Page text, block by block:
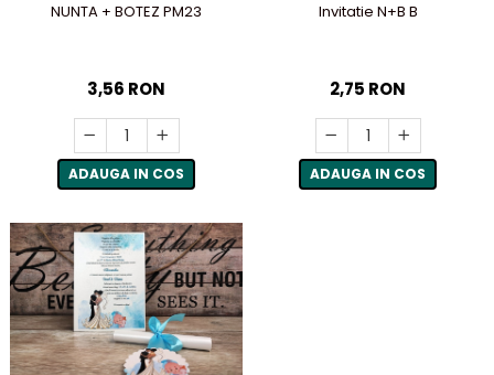
NUNTA + BOTEZ PM23
3,56 RON
ADAUGA IN COS
Invitatie N+B B
2,75 RON
ADAUGA IN COS